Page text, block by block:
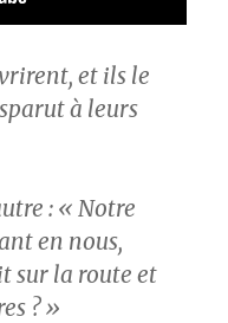
et ils le
à leurs
: « Notre
en nous,
sur la route et
? »